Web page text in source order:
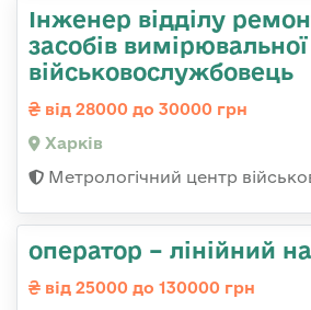
Інженер відділу
засобів
військовослужбовець
від 28000 до 30000 грн
Харків
Метрологічний центр
оператор – лінійний
від 25000 до 130000 грн